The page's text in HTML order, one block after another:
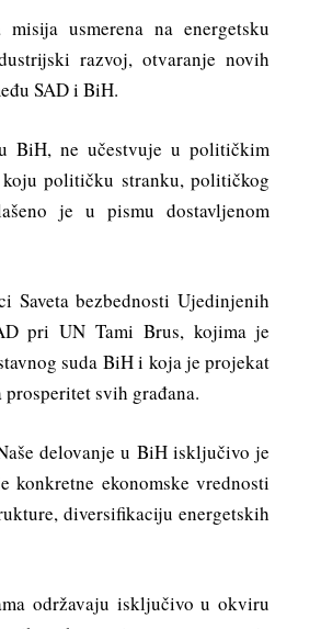
usmerena na energetsku
razvoj, otvaranje novih
SAD i BiH.
BiH, ne učestvuje u političkim
političku stranku, političkog
je u pismu dostavljenom
Saveta bezbednosti Ujedinjenih
pri UN Tami Brus, kojima je
suda BiH i koja je projekat
svih građana.
delovanje u BiH isključivo je
konkretne ekonomske vrednosti
diversifikaciju energetskih
održavaju isključivo u okviru